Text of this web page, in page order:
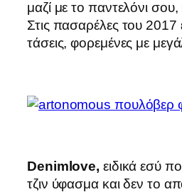
μαζί με το παντελόνι
Στις πασαρέλες του 2017
τάσεις, φορεμένες με
Denimlove, ειδικά εσύ
τζιν ύφασμα και δεν το